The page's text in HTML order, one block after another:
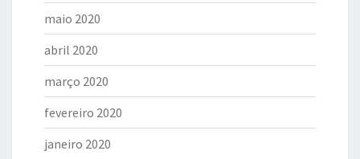
maio 2020
abril 2020
março 2020
fevereiro 2020
janeiro 2020